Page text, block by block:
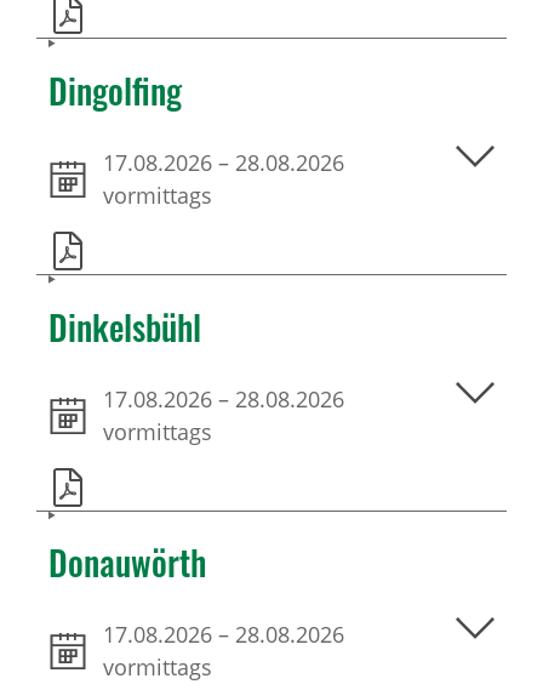
Dingolfing
17.08.2026 – 28.08.2026
vormittags
Dinkelsbühl
17.08.2026 – 28.08.2026
vormittags
Donauwörth
17.08.2026 – 28.08.2026
vormittags